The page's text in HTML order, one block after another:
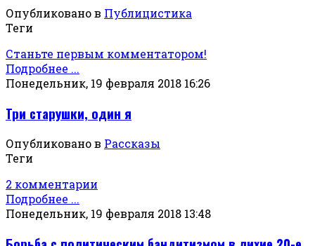
Опубликовано в Публицистика
Теги
Станьте первым комментатором!
Подробнее ...
Понедельник, 19 февраля 2018 16:26
Три старушки, один я
Опубликовано в Рассказы
Теги
2 комментарии
Подробнее ...
Понедельник, 19 февраля 2018 13:48